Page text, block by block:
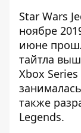
Star Wars
ноябре
июне
тайтла
Xbox
также
Legends.